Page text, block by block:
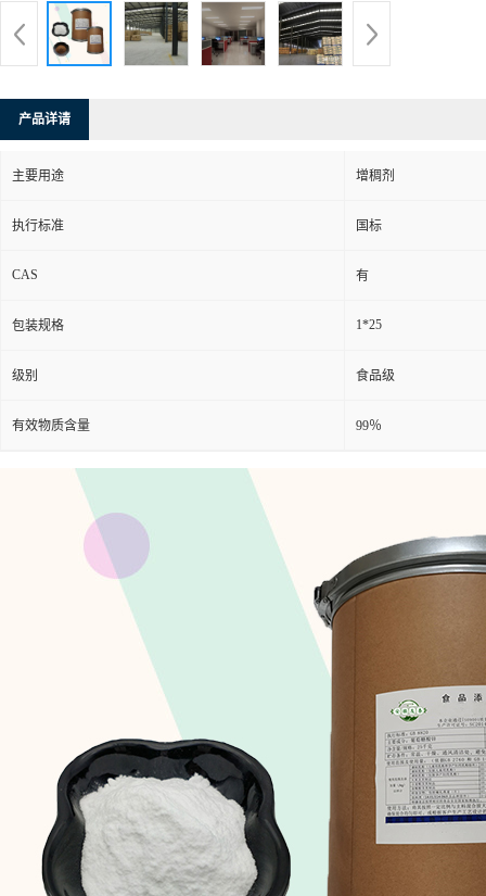
产品详请
主要用途 增稠剂
执行标准 国标
CAS 有
包装规格 1*25
级别 食品级
有效物质含量 99％